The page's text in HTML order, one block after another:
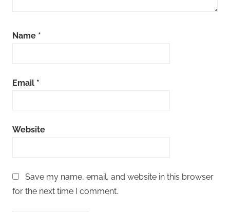
Name *
Email *
Website
Save my name, email, and website in this browser
for the next time I comment.